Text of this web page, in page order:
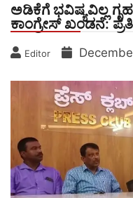
ಅಡಿಕೆಗೆ ಭವಿಷ್ಯವಿಲ್ಲ
ಕಾಂಗ್ರೇಸ್ ಖಂಡನೆ:
Editor